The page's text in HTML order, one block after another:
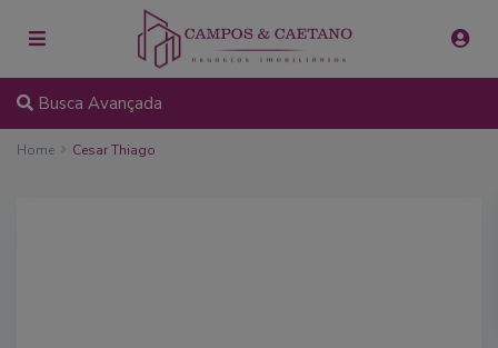
Busca Avançada
Home Cesar Thiago